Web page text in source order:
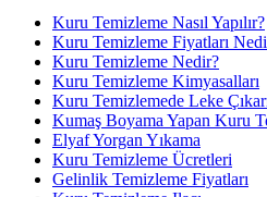
Kuru Temizleme Nasıl Yapılır?
Kuru Temizleme Fiyatları
Kuru Temizleme Nedir?
Kuru Temizleme Kimyasalları
Kuru Temizlemede Leke
Kumaş Boyama Yapan Kuru
Elyaf Yorgan Yıkama
Kuru Temizleme Ücretleri
Gelinlik Temizleme Fiyatları